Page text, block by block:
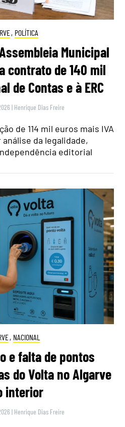
, POLÍTICA
Municipal
contrato de 140 mil
de Contas e à ERC
| Henrique Dias Freire
de 114 mil euros mais IVA
análise da legalidade,
editorial
, NACIONAL
e falta de pontos
do Volta no Algarve
interior
| Henrique Dias Freire